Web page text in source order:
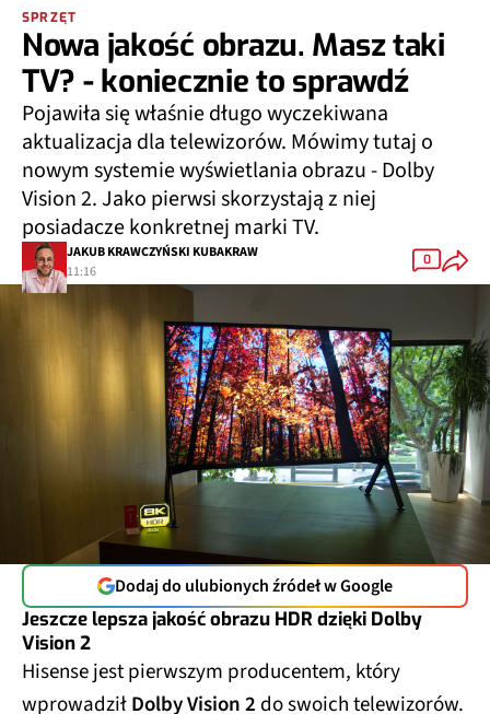
SPRZĘT
Nowa jakość obrazu. Masz taki
TV? - koniecznie to sprawdź
Pojawiła się właśnie długo wyczekiwana
aktualizacja dla telewizorów. Mówimy tutaj o
nowym systemie wyświetlania obrazu - Dolby
Vision 2. Jako pierwsi skorzystają z niej
posiadacze konkretnej marki TV.
JAKUB KRAWCZYŃSKI KUBAKRAW
11:16
0
Dodaj do ulubionych źródeł w Google
Jeszcze lepsza jakość obrazu HDR dzięki Dolby
Vision 2
Hisense jest pierwszym producentem, który
wprowadziłDolby Vision 2 do swoich telewizorów.